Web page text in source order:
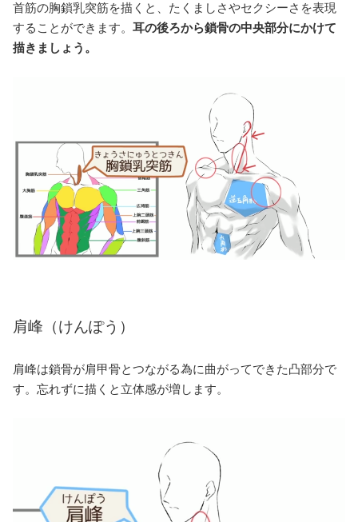
首筋の胸鎖乳突筋を描くと、たくましさやセクシーさを表現
することができます。 耳の後ろから鎖骨の中央部分にかけて
描きましょう。
肩峰（けんぽう）
肩峰は鎖骨が肩甲骨とつながる為に曲がってできた凸部分で
す。忘れずに描くと立体感が増します。